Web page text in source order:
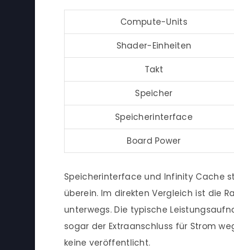
Compute-Units
Shader-Einheiten
Takt
Speicher
Speicherinterface
Board Power
Speicherinterface und Infinity Cache
überein. Im direkten Vergleich ist die
unterwegs. Die typische
sogar der Extraanschluss für Strom
keine veröffentlicht.